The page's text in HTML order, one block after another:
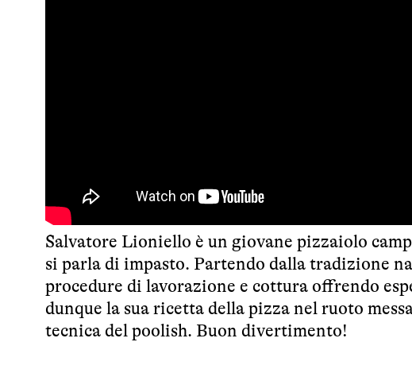
Salvatore Lioniello è un giovane pizzaiolo
si parla di impasto. Partendo dalla tradizione
procedure di lavorazione e cottura offrendo
dunque la sua ricetta della pizza nel ruoto
tecnica del poolish. Buon divertimento!